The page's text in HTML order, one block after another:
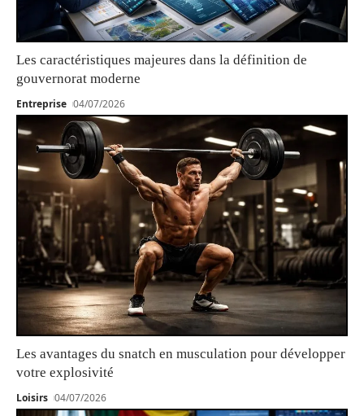
Les caractéristiques majeures dans la définition de
gouvernorat moderne
Entreprise 04/07/2026
Les avantages du snatch en musculation pour développer
votre explosivité
Loisirs 04/07/2026